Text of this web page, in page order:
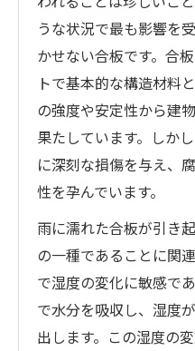
うな状況で最も影響を
かせない合板です。合
トで基本的な構造材料
の強度や安定性から建
果たしています。しか
に深刻な損傷を与え、
性を孕んでいます。
雨に濡れた合板が引き
の一種であることに関
で湿度の変化に敏感で
で水分を吸収し、湿度
出します。この湿度の